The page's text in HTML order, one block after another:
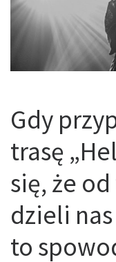
Gdy
trasę
się, że
dzieli
to